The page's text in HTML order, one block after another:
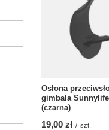
Osłona
gimbala
(czarna)
19,00 zł / szt.